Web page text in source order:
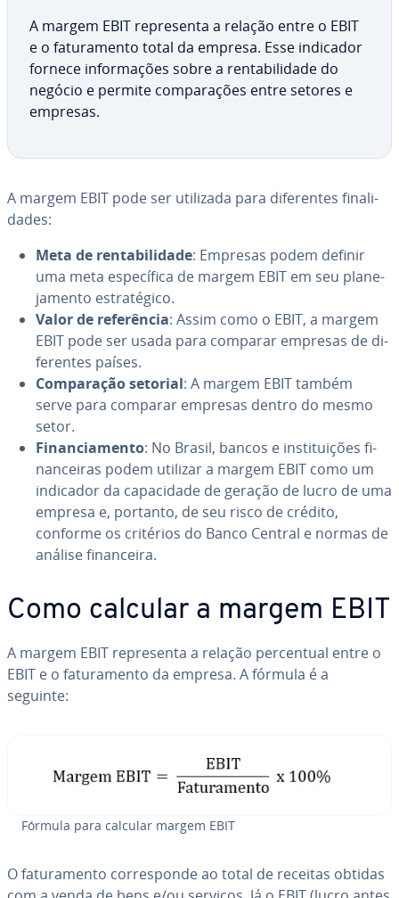
A margem EBIT re­pre­senta a relação entre o EBIT
e o fa­tu­ra­mento total da empresa. Esse indicador
fornece in­for­ma­ções sobre a ren­ta­bi­li­dade do
negócio e permite com­pa­ra­ções entre setores e
empresas.
A margem EBIT pode ser utilizada para di­fe­ren­tes fi­na­li­
da­des:
Meta de ren­ta­bi­li­dade: Empresas podem definir
uma meta es­pe­cí­fica de margem EBIT em seu pla­ne­
ja­mento es­tra­té­gico.
Valor de re­fe­rên­cia: Assim como o EBIT, a margem
EBIT pode ser usada para comparar empresas de di­
fe­ren­tes países.
Com­pa­ra­ção setorial: A margem EBIT também
serve para comparar empresas dentro do mesmo
setor.
Fi­nan­ci­a­mento: No Brasil, bancos e ins­ti­tui­ções fi­
nan­cei­ras podem utilizar a margem EBIT como um
indicador da ca­pa­ci­dade de geração de lucro de uma
empresa e, portanto, de seu risco de crédito,
conforme os critérios do Banco Central e normas de
análise fi­nan­ceira.
Como calcular a margem EBIT
A margem EBIT re­pre­senta a relação per­cen­tual entre o
EBIT e o fa­tu­ra­mento da empresa. A fórmula é a
seguinte:
Fórmula para calcular margem EBIT
O fa­tu­ra­mento cor­res­ponde ao total de receitas obtidas